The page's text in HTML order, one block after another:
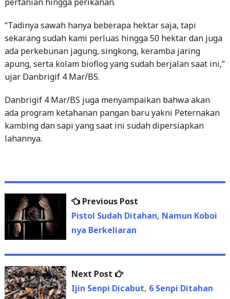
“Tadinya sawah hanya beberapa hektar saja, tapi
sekarang sudah kami perluas hingga 50 hektar dan juga
ada perkebunan jagung, singkong, keramba jaring
apung, serta kolam bioflog yang sudah berjalan saat ini,”
ujar Danbrigif 4 Mar/BS.
Danbrigif 4 Mar/BS juga menyampaikan bahwa akan
ada program ketahanan pangan baru yakni Peternakan
kambing dan sapi yang saat ini sudah dipersiapkan
lahannya.
Post
navigation
Previous Post
post:
Pistol Sudah Ditahan, Namun Koboi
nya Berkeliaran
Next Post
Next
post:
Ijin Senpi Dicabut, 6 Senpi Ditahan